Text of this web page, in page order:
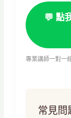
💬 點
專業講師一對一
常見問